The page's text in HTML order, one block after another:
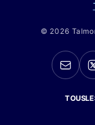
© 2026